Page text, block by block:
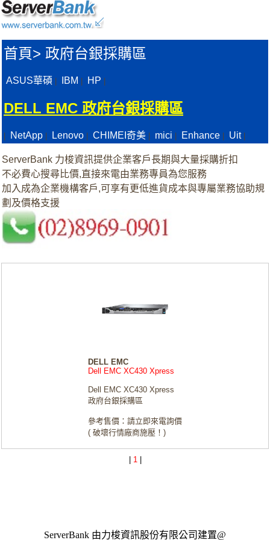
首頁> 政府台銀採購區
ASUS華碩 IBM HP
DELL EMC 政府台銀採購區
NetApp Lenovo CHIMEI奇美 mici Enhance Uit|
ServerBank 力梭資訊提供企業客戶長期與大量採購折扣
不必費心搜尋比價,直接來電由業務專員為您服務
加入成為企業機構客戶,可享有更低進貨成本與專屬業務協助規
劃及價格支援
DELL EMC
Dell EMC XC430 Xpress
Dell EMC XC430 Xpress
政府台銀採購區
參考售價：請立即來電詢價
( 破壞行情廠商施壓！)
1|
ServerBank 由力梭資訊股份有限公司建置@